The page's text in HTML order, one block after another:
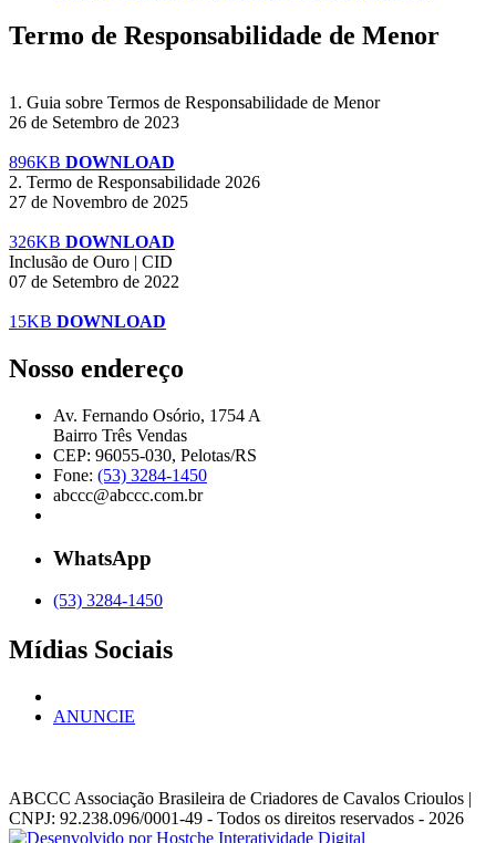
Termo de Responsabilidade de Menor
1. Guia sobre Termos de Responsabilidade de Menor
26 de Setembro de 2023
896KB DOWNLOAD
2. Termo de Responsabilidade 2026
27 de Novembro de 2025
326KB DOWNLOAD
Inclusão de Ouro | CID
07 de Setembro de 2022
15KB DOWNLOAD
Nosso endereço
Av. Fernando Osório, 1754 A
Bairro Três Vendas
CEP: 96055-030, Pelotas/RS
Fone: (53) 3284-1450
abccc@abccc.com.br
WhatsApp
(53) 3284-1450
Mídias Sociais
ANUNCIE
ABCCC Associação Brasileira de Criadores de Cavalos Crioulos |
CNPJ: 92.238.096/0001-49 - Todos os direitos reservados - 2026